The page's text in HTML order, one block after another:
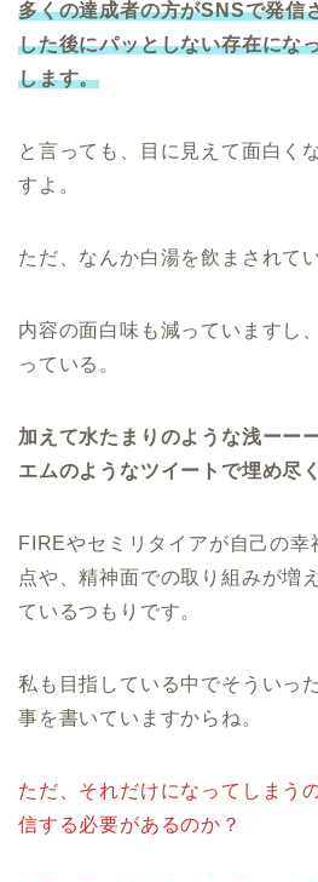
多くの達成者の方がSNSで発信
した後にパッとしない存在にな
します。
と言っても、目に見えて面白く
すよ。
ただ、なんか白湯を飲まされて
内容の面白味も減っていますし
っている。
加えて水たまりのような浅ーー
エムのようなツイートで埋め尽
FIREやセミリタイアが自己の幸
点や、精神面での取り組みが増
ているつもりです。
私も目指している中でそういっ
事を書いていますからね。
ただ、それだけになってしまう
信する必要があるのか？